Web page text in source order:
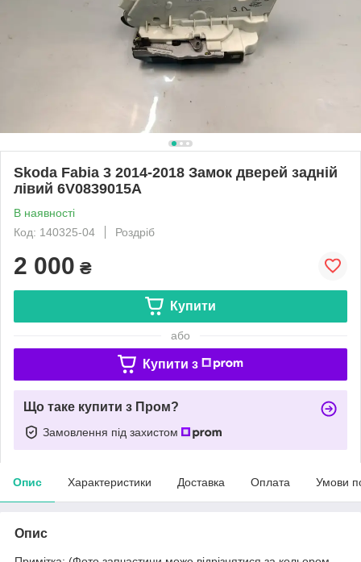
Skoda Fabia 3 2014-2018 Замок дверей задній
лівий 6V0839015A
В наявності
Код: 140325-04
Роздріб
2 000 ₴
Купити
або
Купити з
Що таке купити з Пром?
Замовлення під захистом
Опис Характеристики Доставка Оплата Умови
Опис